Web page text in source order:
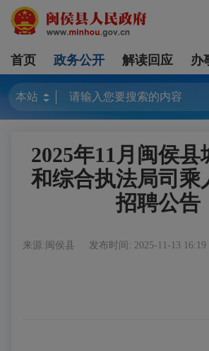
首页 政务公开 解读回应 办
2025年11月闽侯县
和综合执法局司乘
招聘公告
来源:闽侯县 发布时间: 2025-11-13 16:19